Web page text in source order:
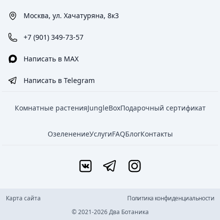
Москва, ул. Хачатуряна, 8к3
+7 (901) 349-73-57
Написать в MAX
Написать в Telegram
Комнатные растенияJungleBoxПодарочный сертификат
ОзеленениеУслугиFAQБлогКонтакты
Карта сайта
Политика конфиденциальности
© 2021-2026 Два Ботаника